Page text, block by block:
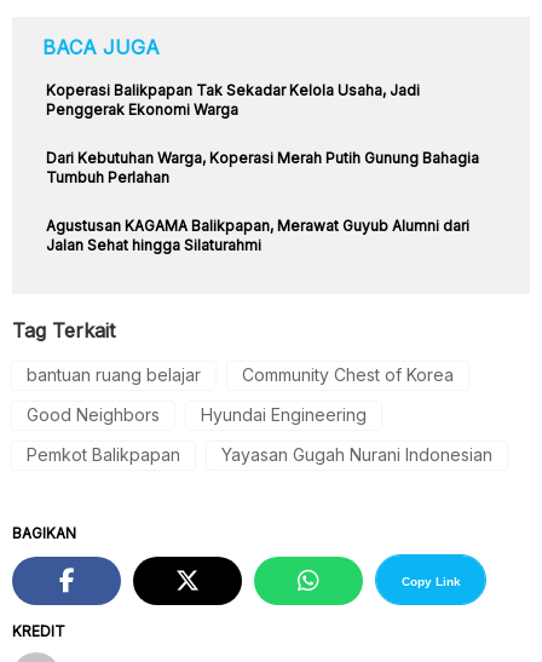
BACA JUGA
Koperasi Balikpapan Tak Sekadar Kelola Usaha, Jadi
Penggerak Ekonomi Warga
Dari Kebutuhan Warga, Koperasi Merah Putih Gunung Bahagia
Tumbuh Perlahan
Agustusan KAGAMA Balikpapan, Merawat Guyub Alumni dari
Jalan Sehat hingga Silaturahmi
Tag Terkait
bantuan ruang belajar
Community Chest of Korea
Good Neighbors
Hyundai Engineering
Pemkot Balikpapan
Yayasan Gugah Nurani Indonesian
KREDIT
BAGIKAN
Copy Link